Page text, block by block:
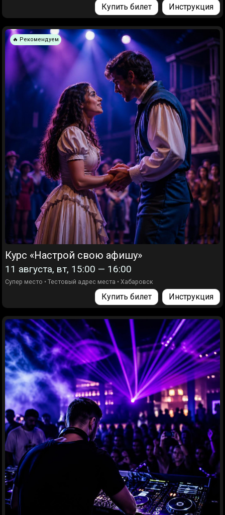
Купить билет Инструкция
🔥 Рекомендуем
Курс «Настрой свою афишу»
11 августа, вт, 15:00 — 16:00
Супер место • Тестовый адрес места • Хабаровск
Купить билет Инструкция